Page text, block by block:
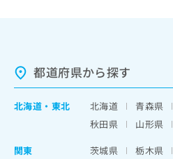
都道府県から探す
北海道 ・ 東北 北海道 青森県
秋田県
山形県
関東
茨城県 栃木県